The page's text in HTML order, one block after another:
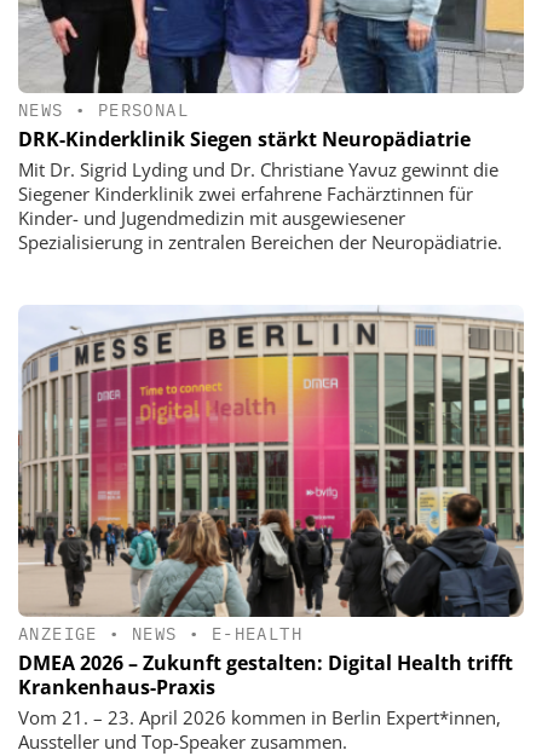
NEWS • PERSONAL
DRK-Kinderklinik Siegen stärkt Neuropädiatrie
Mit Dr. Sigrid Lyding und Dr. Christiane Yavuz gewinnt die
Siegener Kinderklinik zwei erfahrene Fachärztinnen für
Kinder- und Jugendmedizin mit ausgewiesener
Spezialisierung in zentralen Bereichen der Neuropädiatrie.
ANZEIGE • NEWS • E-HEALTH
DMEA 2026 – Zukunft gestalten: Digital Health trifft
Krankenhaus-Praxis
Vom 21. – 23. April 2026 kommen in Berlin Expert*innen,
Aussteller und Top-Speaker zusammen.